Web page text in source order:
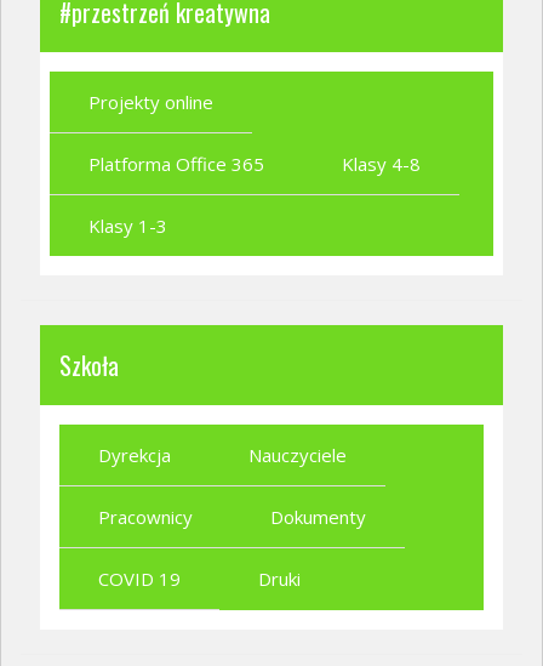
#przestrzeń kreatywna
Projekty online
Platforma Office 365 Klasy 4-8
Klasy 1-3
Szkoła
Dyrekcja Nauczyciele
Pracownicy Dokumenty
COVID 19 Druki